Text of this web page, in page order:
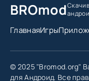
BROmod
ГлавнаяИгры
© 2025 "Bromod.org"
для Андроид. Все